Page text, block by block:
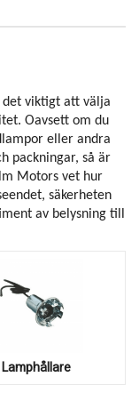
det viktigt att välja
Oavsett om du
eller andra
packningar, så är
Motors vet hur
säkerheten
av belysning till
Lamphållare